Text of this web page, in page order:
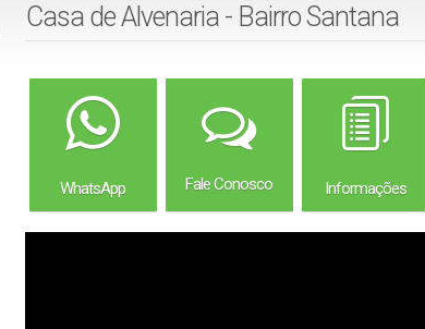
Casa de Alvenaria - Bairro Santana
WhatsApp Fale Conosco Informações